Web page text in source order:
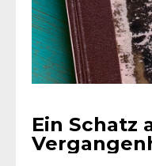
Ein Schatz